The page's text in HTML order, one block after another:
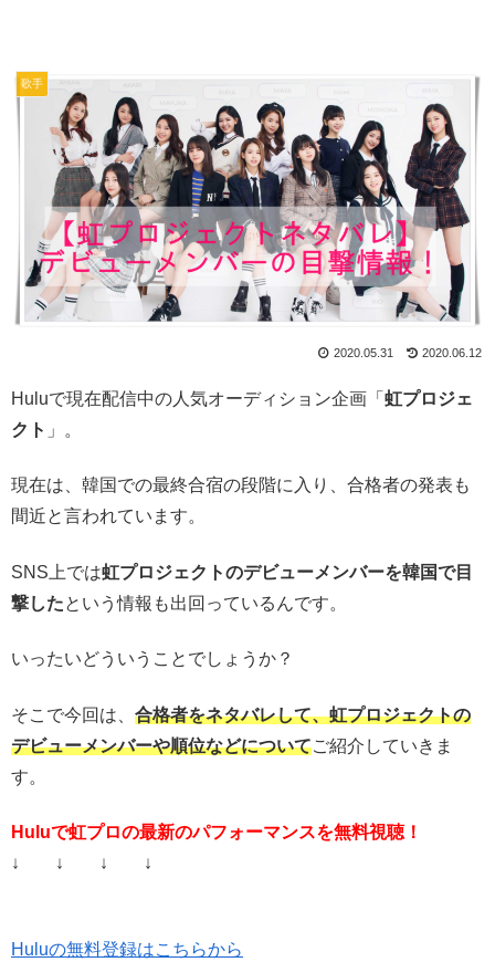
歌手
2020.06.12
2020.05.31
Huluで現在配信中の人気オーディション企画「 虹プロジェ
クト 」。
現在は、韓国での最終合宿の段階に入り、合格者の発表も
間近と言われています。
SNS上では虹プロジェクトのデビューメンバーを韓国で目
撃したという情報も出回っているんです。
いったいどういうことでしょうか？
そこで今回は、 合格者をネタバレして、虹プロジェクトの
デビューメンバーや順位などについてご紹介していきま
す。
Huluで虹プロの最新のパフォーマンスを無料視聴！
↓ ↓ ↓ ↓
Huluの無料登録はこちらから